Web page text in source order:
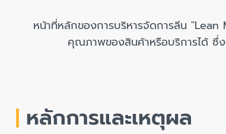
หน้าที่หลักของการบริหารจัดการลีน "Lean
คุณภาพของสินค้าหรือบริการได้ ซึ่ง
หลักการและเหตุผล